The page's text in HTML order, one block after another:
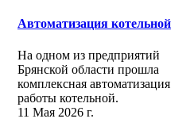
Автоматизация котельной
На одном из предприятий
Брянской области прошла
комплексная автоматизация
работы котельной.
11 Мая 2026 г.